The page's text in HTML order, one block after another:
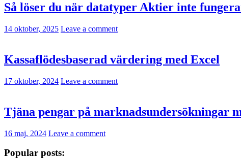
Så löser du när datatyper Aktier inte
14 oktober, 2025 Leave a comment
Kassaflödesbaserad värdering med Excel
17 oktober, 2024 Leave a comment
Tjäna pengar på marknadsundersökningar
16 maj, 2024 Leave a comment
Popular posts: